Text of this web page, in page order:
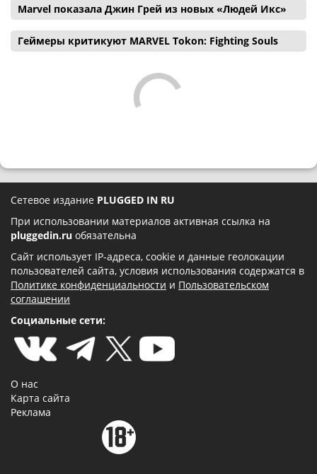
Marvel показала Джин Грей из новых «Людей Икс»
Геймеры критикуют MARVEL Tokon: Fighting Souls
Сетевое издание PLUGGED IN RU
При использовании материалов активная ссылка на
pluggedin.ru обязательна
Сайт использует IP-адреса, cookie и данные геолокации
пользователей сайта, условия использования содержатся в
Политике конфиденциальности и Пользовательском
соглашении
Социальные сети:
О нас
Карта сайта
Реклама